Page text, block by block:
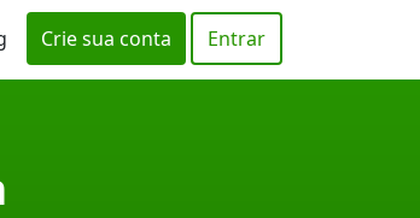
Crie sua conta Entrar